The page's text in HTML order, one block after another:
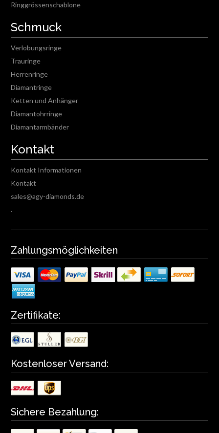
Ringgrössenschablone
Schmuck
Verlobungsringe
Trauringe
Herrenringe
Diamantringe
Ketten und Anhänger
Diamantohrringe
Diamantarmbänder
Kontakt
Kontakt Informationen
Kontakt
sales@agy-diamonds.de
.
Zahlungsmöglichkeiten
Zertifikate:
Kostenloser Versand:
Sichere Bezahlung: